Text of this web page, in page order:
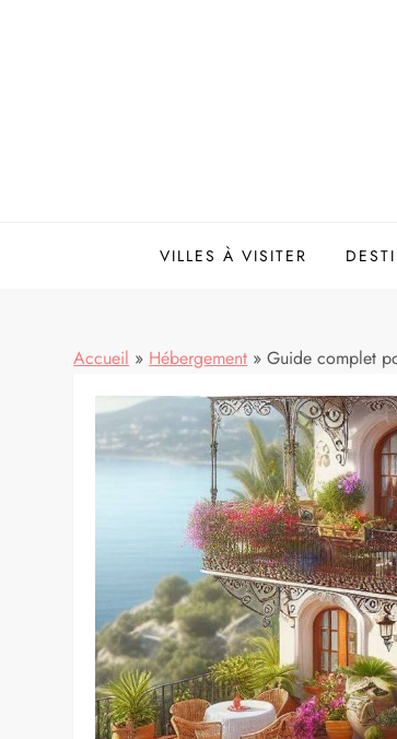
VILLES À VISITER
Accueil » Hébergement » Guide complet